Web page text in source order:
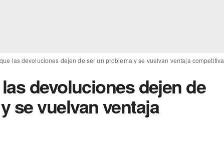
las devoluciones dejen de ser un problema y se vuelvan ventaja competitiva
devoluciones dejen de
se vuelvan ventaja